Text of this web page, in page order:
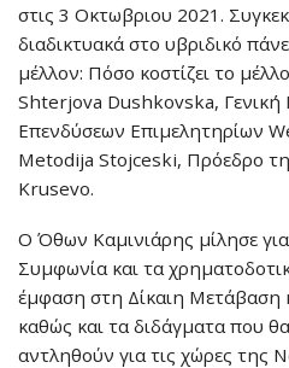
στις 3 Οκτωβριου 2021.
διαδικτυακά στο υβριδικό
μέλλον: Πόσο κοστίζει το
Shterjova Dushkovska,
Επενδύσεων Επιμελητηρίων
Metodija Stojceski, Πρόεδρο
Krusevo.
Ο Όθων Καμινιάρης μίλησε
Συμφωνία και τα
έμφαση στη Δίκαιη Μετάβαση
καθώς και τα διδάγματα που
αντληθούν για τις χώρες της